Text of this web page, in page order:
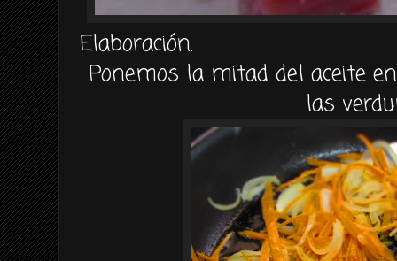
Elaboración.
Ponemos la mitad del aceite
las